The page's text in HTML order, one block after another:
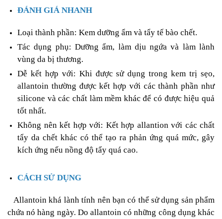
ĐÁNH GIÁ NHANH
Loại thành phần: Kem dưỡng ẩm và tẩy tế bào chết.
Tác dụng phụ: Dưỡng ẩm, làm dịu ngứa và làm lành
vùng da bị thương.
Dễ kết hợp với: Khi được sử dụng trong kem trị sẹo,
allantoin thường được kết hợp với các thành phần như
silicone và các chất làm mềm khác để có được hiệu quả
tốt nhất.
Không nên kết hợp với: Kết hợp allantion với các chất
tẩy da chết khác có thể tạo ra phản ứng quá mức, gây
kích ứng nếu nồng độ tẩy quá cao.
CÁCH SỬ DỤNG
Allantoin khá lành tính nên bạn có thể sử dụng sản phẩm
chứa nó hàng ngày. Do allantoin có những công dụng khác